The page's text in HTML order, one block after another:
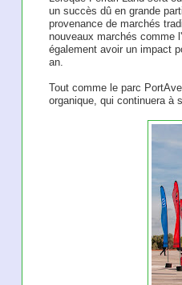
un succès dû en grande
provenance de marchés
nouveaux marchés comme
également avoir un impact
an.
Tout comme le parc
organique, qui continuera à